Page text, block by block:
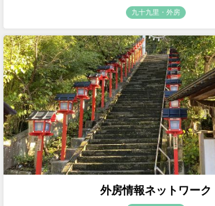
九十九里・外房
外房情報ネットワーク